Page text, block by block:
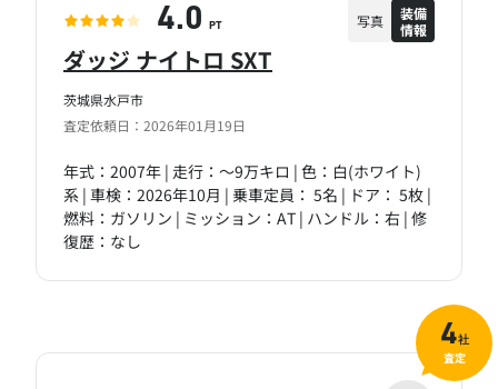
茨城県水戸市
査定依頼日：2026年01月19日
ダッジ ナイトロ SXT
年式：2007年 | 走行：～9万キロ | 色：白(ホワイト)
系 | 車検：2026年10月 | 乗車定員： 5名 | ドア： 5枚 |
燃料：ガソリン | ミッション：AT | ハンドル：右 | 修
復歴：なし
4.0 PT 写真
装備
情報
4社
査定